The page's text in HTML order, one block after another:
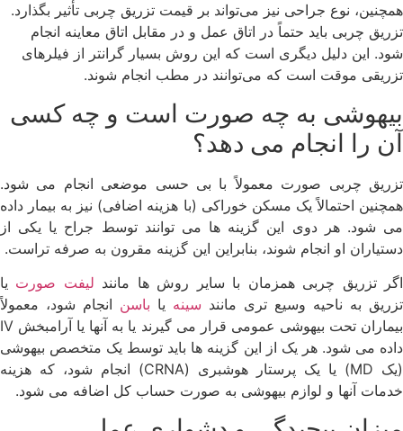
همچنین، نوع جراحی نیز می‌تواند بر قیمت تزریق چربی تأثیر بگذارد.
تزریق چربی باید حتماً در اتاق عمل و در مقابل اتاق معاینه انجام
شود. این دلیل دیگری است که این روش بسیار گرانتر از فیلرهای
تزریقی موقت است که می‌توانند در مطب انجام شوند.
بیهوشی به چه صورت است و چه کسی
آن را انجام می دهد؟
تزریق چربی صورت معمولاً با بی حسی موضعی انجام می شود.
همچنین احتمالاً یک مسکن خوراکی (با هزینه اضافی) نیز به بیمار داده
می شود. هر دوی این گزینه ها می توانند توسط جراح یا یکی از
دستیاران او انجام شوند، بنابراین این گزینه مقرون به صرفه تراست.
اگر تزریق چربی همزمان با سایر روش ها مانند لیفت صورت یا
تزریق به ناحیه وسیع تری مانند سینه یا باسن انجام شود، معمولاً
بیماران تحت بیهوشی عمومی قرار می گیرند یا به آنها یا آرامبخش IV
داده می شود. هر یک از این گزینه ها باید توسط یک متخصص بیهوشی
(یک MD) یا یک پرستار هوشبری (CRNA) انجام شود، که هزینه
خدمات آنها و لوازم بیهوشی به صورت حساب کل اضافه می شود.